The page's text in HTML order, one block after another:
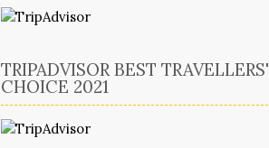
TRIPADVISOR BEST TRAVELLERS'
CHOICE 2021